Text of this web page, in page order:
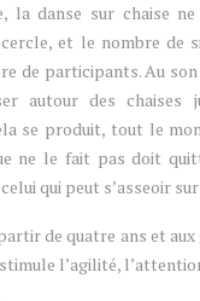
la danse sur chaise
et le nombre de
de participants. Au son
autour des chaises
se produit, tout le
ne le fait pas doit
qui peut s’asseoir
de quatre ans et
l’agilité,